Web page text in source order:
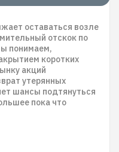
оставаться возле
отскок по
понимаем,
коротких
акций
утерянных
шансы подтянуться
пока что